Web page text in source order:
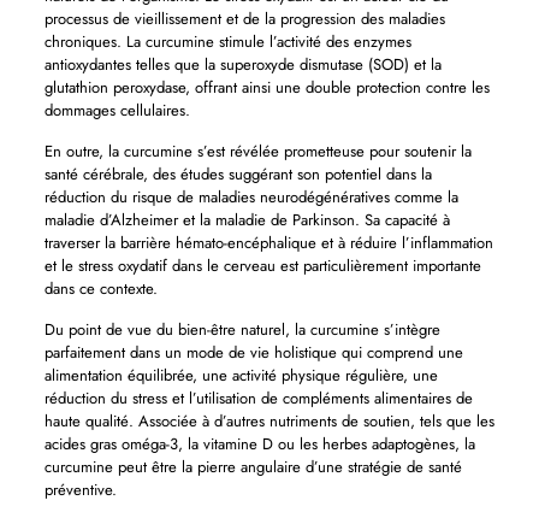
processus de vieillissement et de la progression des maladies
chroniques. La curcumine stimule l’activité des enzymes
antioxydantes telles que la superoxyde dismutase (SOD) et la
glutathion peroxydase, offrant ainsi une double protection contre les
dommages cellulaires.
En outre, la curcumine s’est révélée prometteuse pour soutenir la
santé cérébrale, des études suggérant son potentiel dans la
réduction du risque de maladies neurodégénératives comme la
maladie d’Alzheimer et la maladie de Parkinson. Sa capacité à
traverser la barrière hémato-encéphalique et à réduire l’inflammation
et le stress oxydatif dans le cerveau est particulièrement importante
dans ce contexte.
Du point de vue du bien-être naturel, la curcumine s’intègre
parfaitement dans un mode de vie holistique qui comprend une
alimentation équilibrée, une activité physique régulière, une
réduction du stress et l’utilisation de compléments alimentaires de
haute qualité. Associée à d’autres nutriments de soutien, tels que les
acides gras oméga-3, la vitamine D ou les herbes adaptogènes, la
curcumine peut être la pierre angulaire d’une stratégie de santé
préventive.